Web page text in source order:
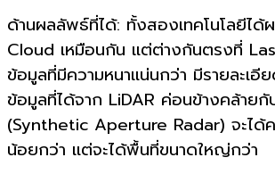
ด้านผลลัพธ์ที่ได้: ทั้งสองเทคโนโลยีได้
Cloud เหมือนกัน แต่ต่างกันตรงที่
ข้อมูลที่มีความหนาแน่นกว่า มีรายละเอี
ข้อมูลที่ได้จาก LiDAR ค่อนข้างคล้ายกั
(Synthetic Aperture Radar) จะได้
น้อยกว่า แต่จะได้พื้นที่ขนาดใหญ่กว่า